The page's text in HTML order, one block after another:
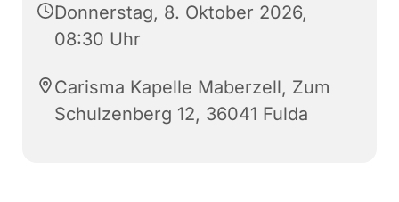
Donnerstag, 8. Oktober 2026,
08:30 Uhr
Carisma Kapelle Maberzell, Zum
Schulzenberg 12, 36041 Fulda